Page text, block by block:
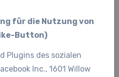
für die Nutzung von
Button)
Plugins des sozialen
Inc., 1601 Willow